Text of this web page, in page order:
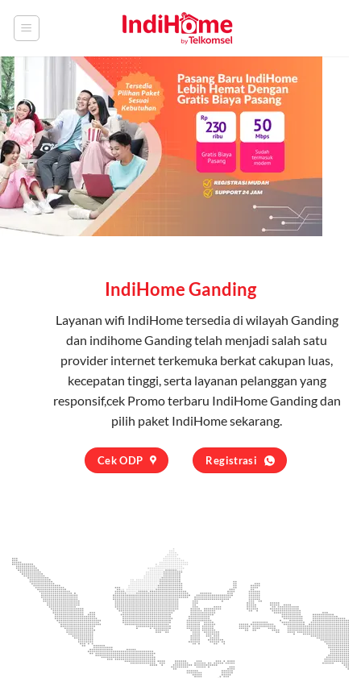
IndiHome Ganding
Layanan wifi IndiHometersedia di wilayah Ganding
dan indihome Ganding telah menjadi salah satu
provider internet terkemuka berkat cakupan luas,
kecepatan tinggi, serta layanan pelanggan yang
responsif,cek Promo terbaru IndiHome Ganding dan
pilih paket IndiHomesekarang.
Cek ODP Registrasi